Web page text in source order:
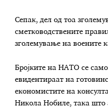
Сепак, дел од тоа
сметководствените
зголемување на воените
Бројките на НАТО се
евидентираат на
економистите на
Никола Нобиле, така што